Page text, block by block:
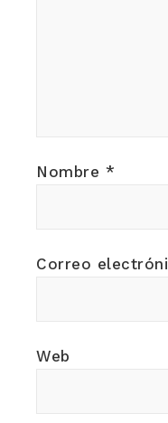
Nombre *
Correo
Web